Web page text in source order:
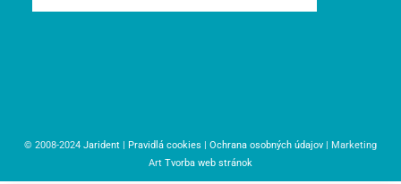
© 2008-2024 Jarident | Pravidlá cookies | Ochrana osobných údajov | Marketing
Art Tvorba web stránok